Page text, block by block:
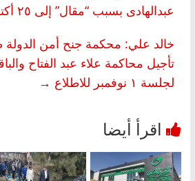
عبدالهادى بسبب “مقال” إلى ٢٥ أكتوبر
خالد علي: محكمة جنح أمن
تأجيل محاكمة علاء عبد الفتاح
لجلسة ١ نوفمبر للاطلاع
→